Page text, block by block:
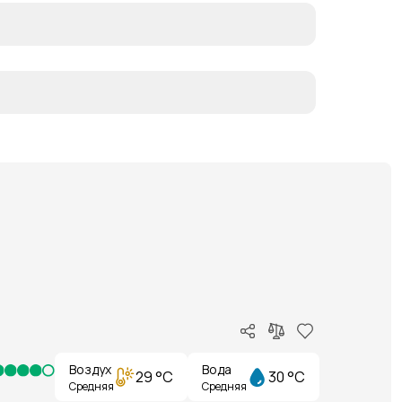
Воздух
Средняя 29 °C Вода
Средняя 30 °C